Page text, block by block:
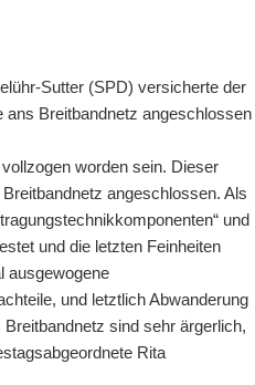
Sutter (SPD) versicherte der
Breitbandnetz angeschlossen
worden sein. Dieser
angeschlossen. Als
und
und die letzten Feinheiten
ausgewogene
und letztlich Abwanderung
sind sehr ärgerlich,
Rita